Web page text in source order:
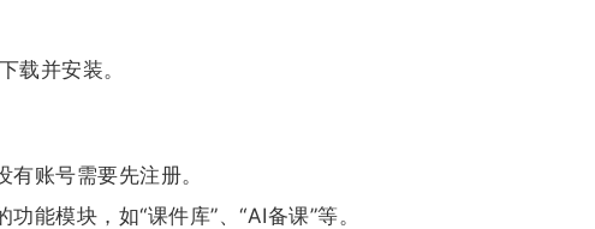
载并安装。
有账号需要先注册。
功能模块，如“课件库”、“AI备课”等。